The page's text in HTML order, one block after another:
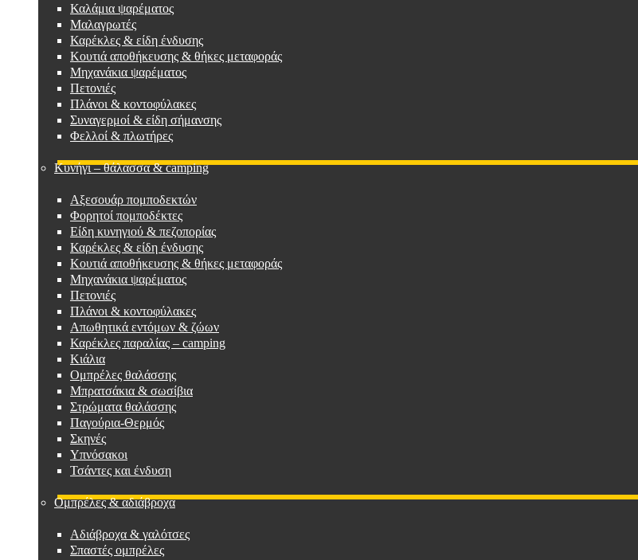
Καλάμια ψαρέματος
Μαλαγρωτές
Καρέκλες & είδη ένδυσης
Κουτιά αποθήκευσης & θήκες μεταφοράς
Μηχανάκια ψαρέματος
Πετονιές
Πλάνοι & κοντοφύλακες
Συναγερμοί & είδη σήμανσης
Φελλοί & πλωτήρες
Κυνήγι – θάλασσα & camping
Αξεσουάρ πομποδεκτών
Φορητοί πομποδέκτες
Είδη κυνηγιού & πεζοπορίας
Καρέκλες & είδη ένδυσης
Κουτιά αποθήκευσης & θήκες μεταφοράς
Μηχανάκια ψαρέματος
Πετονιές
Πλάνοι & κοντοφύλακες
Απωθητικά εντόμων & ζώων
Καρέκλες παραλίας – camping
Κιάλια
Ομπρέλες θαλάσσης
Μπρατσάκια & σωσίβια
Στρώματα θαλάσσης
Παγούρια-Θερμός
Σκηνές
Υπνόσακοι
Τσάντες και ένδυση
Ομπρέλες & αδιάβροχα
Αδιάβροχα & γαλότσες
Σπαστές ομπρέλες